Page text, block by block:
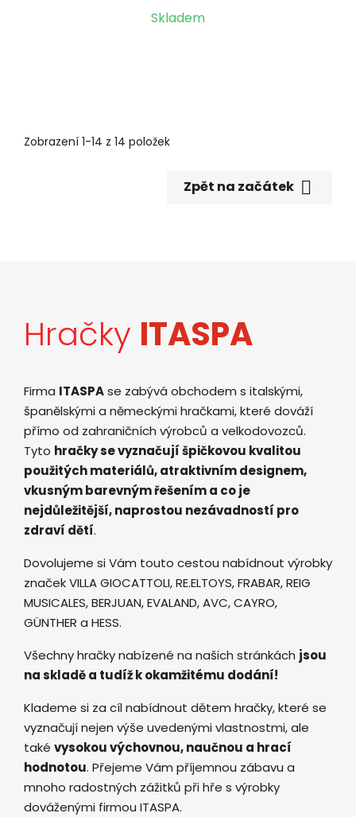
Skladem
Zobrazení 1-14 z 14 položek
Zpět na začátek 
Hračky ITASPA
Firma ITASPAse zabývá obchodem s italskými,
španělskými a německými hračkami, které dováží
přímo od zahraničních výrobců a velkodovozců.
Tyto hračky se vyznačují špičkovou kvalitou
použitých materiálů, atraktivním designem,
vkusným barevným řešením a co je
nejdůležitější, naprostou nezávadností pro
zdraví dětí.
Dovolujeme si Vám touto cestou nabídnout výrobky
značek VILLA GIOCATTOLI, RE.ELTOYS, FRABAR, REIG
MUSICALES, BERJUAN, EVALAND, AVC, CAYRO,
GÜNTHER a HESS.
Všechny hračky nabízené na našich stránkách jsou
na skladě a tudíž k okamžitému dodání!
Klademe si za cíl nabídnout dětem hračky, které se
vyznačují nejen výše uvedenými vlastnostmi, ale
také vysokou výchovnou, naučnou a hrací
hodnotou. Přejeme Vám příjemnou zábavu a
mnoho radostných zážitků při hře s výrobky
dováženými firmou ITASPA.